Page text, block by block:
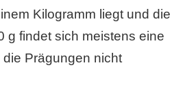
Kilogramm liegt und die
g findet sich meistens eine
Prägungen nicht